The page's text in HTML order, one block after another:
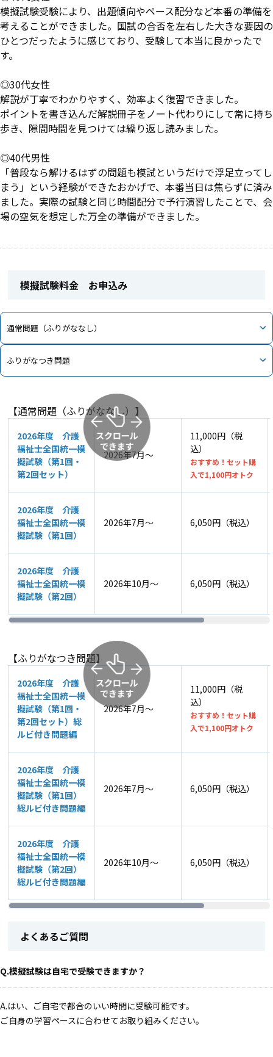
模擬試験受験により、出題傾向やペース配分など本番の準備を
考えることができました。国試の合否を左右した大きな要因の
ひとつだったように感じており、受験して本当に良かったで
す。
◎30代女性
解説が丁寧でわかりやすく、効率よく復習できました。
ポイントを書き込んだ解説冊子をノート代わりにして常に持ち
歩き、隙間時間を見つけては繰り返し読みました。
◎40代男性
「普段なら解けるはずの問題も模試というだけで浮足立ってし
まう」という経験ができたおかげで、本番当日は焦らずに済み
ました。実際の試験と同じ時間配分で予行演習したことで、会
場の空気を想定した万全の準備ができました。
模擬試験料金 お申込み
通常問題（ふりがななし）
ふりがなつき問題
【通常問題（ふりがななし）】
2026年度 介護
福祉士全国統一模
擬試験（第1回・
第2回セット）
2026年7月～
11,000円（税
込）
おすすめ！セット購
入で1,100円オトク
2026年度 介護
福祉士全国統一模
擬試験（第1回）
2026年7月～ 6,050円（税込）
2026年度 介護
福祉士全国統一模
擬試験（第2回）
2026年10月～ 6,050円（税込）
【ふりがなつき問題】
2026年度 介護
福祉士全国統一模
擬試験（第1回・
第2回セット）総
ルビ付き問題編
2026年7月～
11,000円（税
込）
おすすめ！セット購
入で1,100円オトク
2026年度 介護
福祉士全国統一模
擬試験（第1回）
総ルビ付き問題編
2026年7月～ 6,050円（税込）
2026年度 介護
福祉士全国統一模
擬試験（第2回）
総ルビ付き問題編
2026年10月～ 6,050円（税込）
よくあるご質問
Q.模擬試験は自宅で受験できますか？
A.はい、ご自宅で都合のいい時間に受験可能です。
ご自身の学習ペースに合わせてお取り組みください。